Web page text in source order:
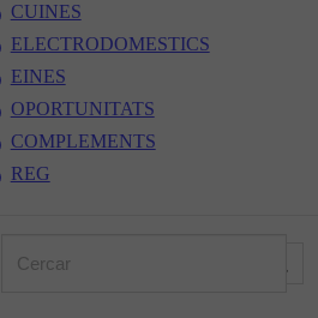
CUINES
ELECTRODOMESTICS
EINES
OPORTUNITATS
COMPLEMENTS
REG